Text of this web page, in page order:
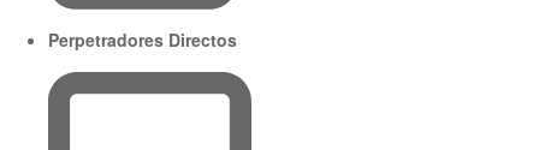
Perpetradores Directos